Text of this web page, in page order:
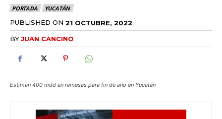
PORTADA YUCATÁN
PUBLISHED ON 21 OCTUBRE, 2022
BYJUAN CANCINO
Estiman 400 mdd en remesas para fin de año en Yucatán